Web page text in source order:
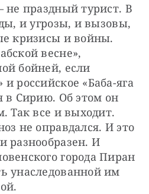
праздный турист. В
и угрозы, и вызовы,
кризисы и войны.
весне»,
бойней, если
российское «Баба-яга
в Сирию. Об этом он
Так все и выходит.
не оправдался. И это
разнообразен. И
города Пиран
унаследованной им